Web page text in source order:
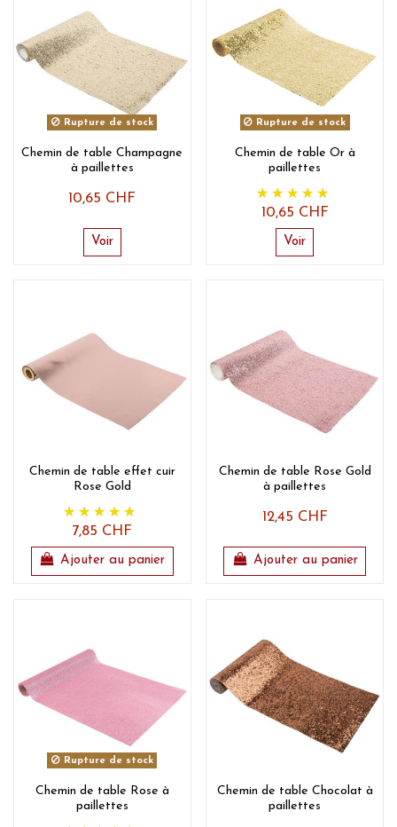
Rupture de stock
Chemin de table Champagne
à paillettes
10,65 CHF
Voir
Rupture de stock
Chemin de table Or à
paillettes
10,65 CHF
Voir
Chemin de table effet cuir
Rose Gold
7,85 CHF
Ajouter au panier
Chemin de table Rose Gold
à paillettes
12,45 CHF
Ajouter au panier
Rupture de stock
Chemin de table Rose à
paillettes
Chemin de table Chocolat à
paillettes